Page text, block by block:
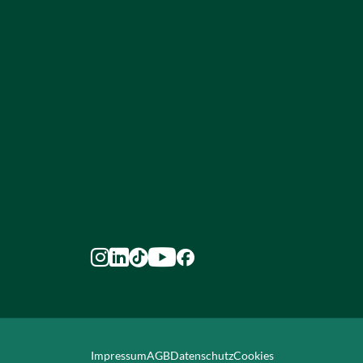

ImpressumAGBDatenschutzCookies